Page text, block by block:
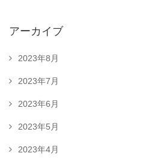
アーカイブ
2023年8月
2023年7月
2023年6月
2023年5月
2023年4月